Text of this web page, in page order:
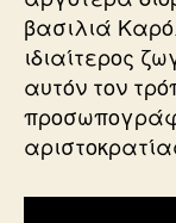
βασιλιά
ιδιαίτερος
αυτόν τον